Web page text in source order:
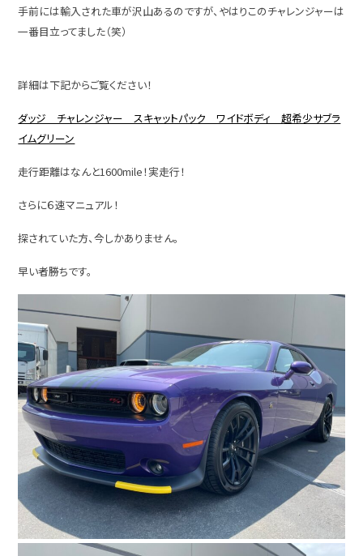
手前には輸入された車が沢山あるのですが、やはりこのチャレンジャーは
一番目立ってました（笑）
詳細は下記からご覧ください！
ダッジ チャレンジャー スキャットパック ワイドボディ 超希少サブラ
イムグリーン
走行距離はなんと1600mile！実走行！
さらに６速マニュアル！
探されていた方、今しかありません。
早い者勝ちです。